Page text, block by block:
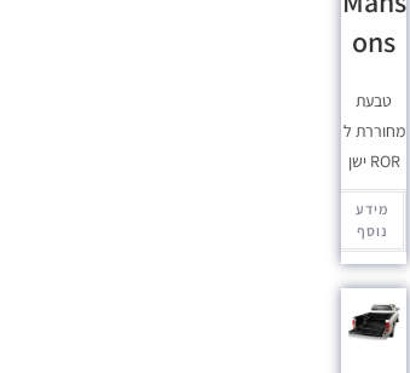
ons
טבעת
מחוררת ל
ROR ישן
מידע
נוסף